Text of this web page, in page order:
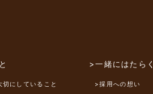
にしていること
>一緒にはたらく
>採用への想い